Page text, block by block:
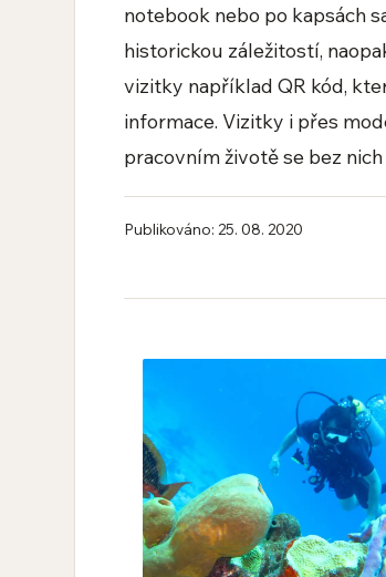
notebook nebo po kapsách
historickou záležitostí,
vizitky například QR kód,
informace. Vizitky i přes
pracovním životě se bez
Publikováno: 25. 08. 2020